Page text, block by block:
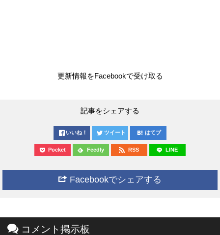
更新情報をFacebookで受け取る
記事をシェアする
いいね！ ツイート はてブ
Pocket Feedly RSS LINE
Facebookでシェアする
コメント掲示板